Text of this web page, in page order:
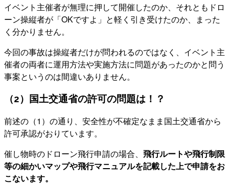
イベント主催者が無理に押して開催したのか、それともドロ
ーン操縦者が「OKですよ」と軽く引き受けたのか、まった
く分かりません。
今回の事故は操縦者だけが問われるのではなく、イベント主
催者の両者に運用方法や実施方法に問題があったのかと問う
事案というのは間違いありません。
（2）国土交通省の許可の問題は！？
前述の（1）の通り、安全性が不確定なまま国土交通省から
許可承認がおりています。
催し物時のドローン飛行申請の場合、 飛行ルートや飛行制限
等の細かいマップや飛行マニュアルを記載した上で申請をお
こないます。